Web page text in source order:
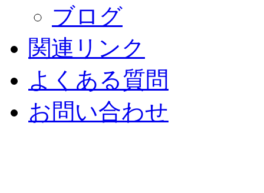
ブログ
関連リンク
よくある質問
お問い合わせ